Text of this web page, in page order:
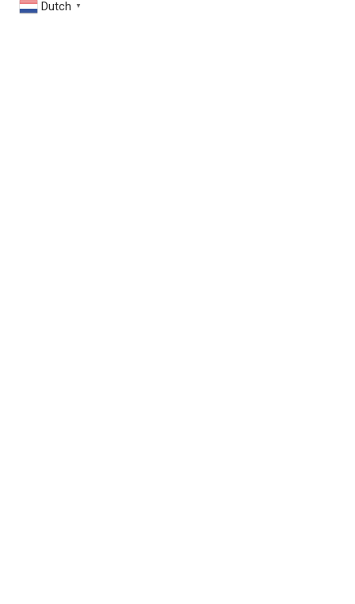
Dutch ▼